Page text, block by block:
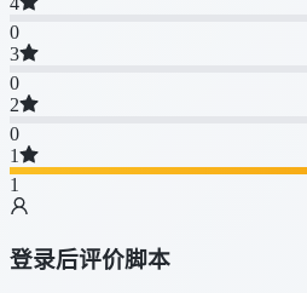
0
3
0
2
0
1
1
登录后评价脚本